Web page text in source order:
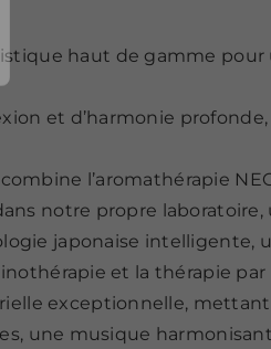
haut de gamme
et d’harmonie
l’aromathérapie
notre propre laboratoire,
japonaise intelligente,
et la thérapie par
exceptionnelle,
une musique